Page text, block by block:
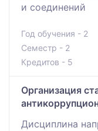
и соединений
Год обучения - 2
Семестр - 2
Кредитов - 5
Организация
Дисциплина